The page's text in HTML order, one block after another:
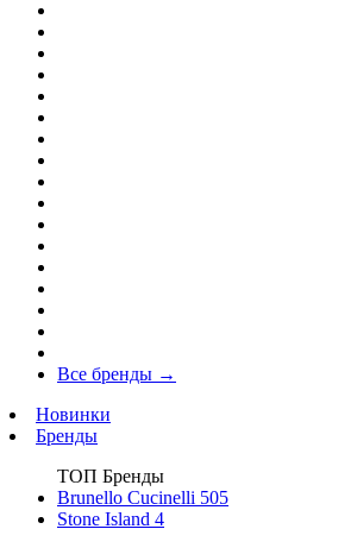
Все бренды →
Новинки
Бренды
ТОП Бренды
Brunello Cucinelli 505
Stone Island 4